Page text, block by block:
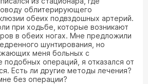
облитерирующего
обеих подвздошных артерий.
при ходьбе, которые возникают
в обеих ногах. Мне предложили
шунтирования, но
меня больных с
подобных операций, я отказался от
Есть ли другие методы лечения?
без операции?